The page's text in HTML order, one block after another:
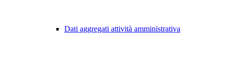
Dati aggregati attività amministrativa